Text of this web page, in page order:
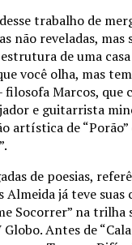
trabalho de
não reveladas,
de uma
você olha, mas
filosofa Marcos, que
e guitarrista
artística de “Porão”
de poesias,
Almeida já teve suas
Socorrer” na trilha
Globo. Antes de